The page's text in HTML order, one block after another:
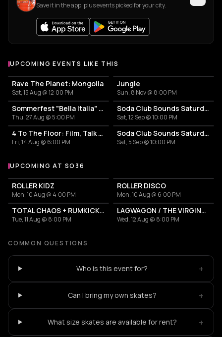
Save it in the app, plus events picked for your city.
UPCOMING EVENTS LIKE THIS
Rave The Planet: Mongolia
Sat, 15 Aug @ 12:00 PM
Jungle
Sun, 8 Nov @ 8:00 PM
Sommerfest "Bella Italia" an der Spree
Thu, 27 Aug @ 5:00 PM
Soda Club Sounds Saturday
Sat, 12 Sep @ 10:00 PM
4 To The Floor: Film, Talk & Clubbing
Fri, 14 Aug @ 6:00 PM
Soda Club Sounds Saturday
Sat, 5 Sep @ 10:00 PM
More events at SO36
UPCOMING AT SO36
ROLLER KIDZ
Mon, 10 Aug @ 4:00 PM
ROLLER DISCO
Mon, 10 Aug @ 6:00 PM
TOTAL CHAOS + RUMKICKS + THE DOLLHEADS
Tue, 11 Aug @ 8:00 PM
LAGWAGON / THE VIRGINMARYS - Let’s Talk About HOSS
Wed, 12 Aug @ 8:00 PM
COMMON QUESTIONS
Who is this event for? +
Can I bring my own skates? +
What size skates are available for rent? +